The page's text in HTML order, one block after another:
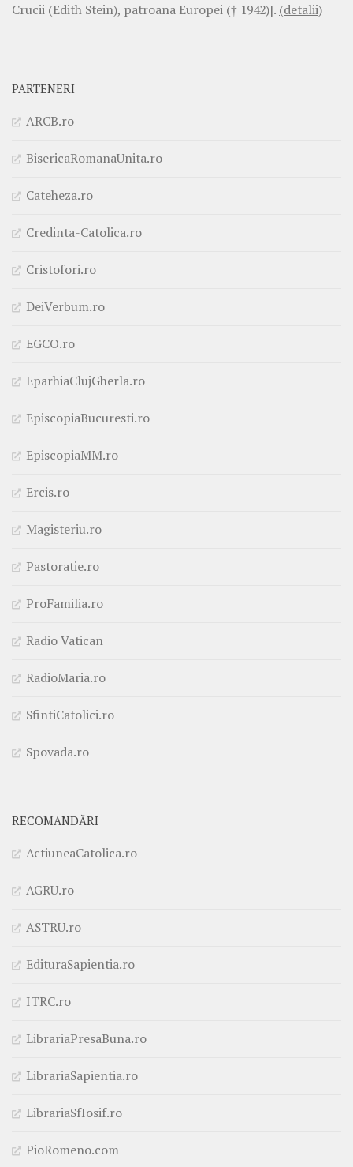
Crucii (Edith Stein), patroana Europei († 1942)]. (detalii)
PARTENERI
ARCB.ro
BisericaRomanaUnita.ro
Cateheza.ro
Credinta-Catolica.ro
Cristofori.ro
DeiVerbum.ro
EGCO.ro
EparhiaClujGherla.ro
EpiscopiaBucuresti.ro
EpiscopiaMM.ro
Ercis.ro
Magisteriu.ro
Pastoratie.ro
ProFamilia.ro
Radio Vatican
RadioMaria.ro
SfintiCatolici.ro
Spovada.ro
RECOMANDĂRI
ActiuneaCatolica.ro
AGRU.ro
ASTRU.ro
EdituraSapientia.ro
ITRC.ro
LibrariaPresaBuna.ro
LibrariaSapientia.ro
LibrariaSfIosif.ro
PioRomeno.com